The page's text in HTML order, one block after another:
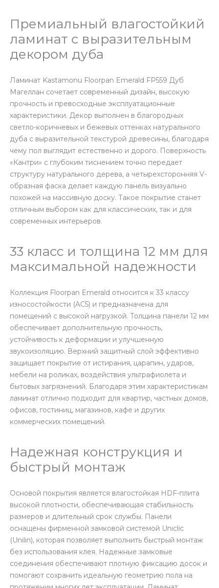
Премиальный влагостойкий
ламинат с выразительным
декором дуба
Ламинат Kastamonu Floorpan Emerald FP559 Дуб
Магеллан сочетает современный дизайн, высокую
прочность и превосходные эксплуатационные
характеристики. Декор выполнен в благородных
светло-коричневых и бежевых оттенках натурального
дуба с выразительной текстурой древесины, благодаря
чему пол выглядит естественно и дорого. Поверхность
«Кантри» с глубоким тиснением точно передает
структуру натурального дерева, а четырехсторонняя V-
образная фаска делает каждую панель визуально
похожей на массивную доску. Такое покрытие станет
отличным выбором как для классических, так и для
современных интерьеров.
33 класс и толщина 12 мм для
максимальной надежности
Коллекция Floorpan Emerald относится к 33 классу
износостойкости (AC5) и предназначена для
помещений с высокой нагрузкой. Толщина панели 12 мм
обеспечивает дополнительную прочность,
устойчивость к деформации и улучшенную
звукоизоляцию. Верхний защитный слой эффективно
защищает покрытие от истирания, царапин, ударов,
мебели на роликах, воздействия ультрафиолета и
бытовых загрязнений. Благодаря этим характеристикам
ламинат отлично подходит для квартир, частных домов,
офисов, гостиниц, магазинов, кафе и других
коммерческих помещений.
Надежная конструкция и
быстрый монтаж
Основой покрытия является влагостойкая HDF-плита
высокой плотности, обеспечивающая стабильность
размеров и длительный срок службы. Панели
оснащены фирменной замковой системой Uniclic
(Unilin), которая позволяет выполнить быстрый монтаж
без использования клея. Надежные замковые
соединения обеспечивают плотную фиксацию досок и
помогают сохранить идеальную геометрию пола на